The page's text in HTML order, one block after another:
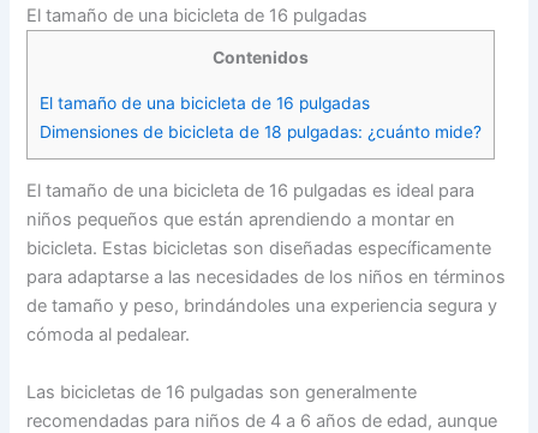
El tamaño de una bicicleta de 16 pulgadas
Contenidos
El tamaño de una bicicleta de 16 pulgadas
Dimensiones de bicicleta de 18 pulgadas: ¿cuánto mide?
El tamaño de una bicicleta de 16 pulgadas es ideal para
niños pequeños que están aprendiendo a montar en
bicicleta. Estas bicicletas son diseñadas específicamente
para adaptarse a las necesidades de los niños en términos
de tamaño y peso, brindándoles una experiencia segura y
cómoda al pedalear.
Las bicicletas de 16 pulgadas son generalmente
recomendadas para niños de 4 a 6 años de edad, aunque